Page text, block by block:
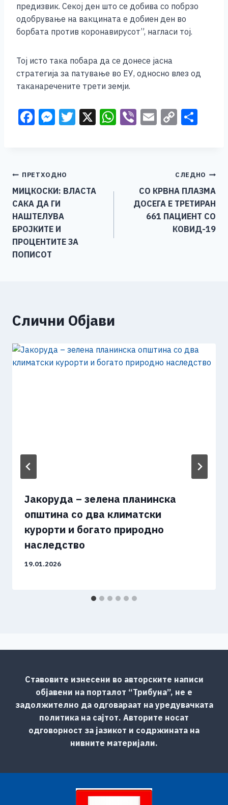
предизвик. Секој ден што се добива со побрзо
одобрување на вакцината е добиен ден во
борбата против коронавирусот”, нагласи тој.
Тој исто така побара да се донесе јасна
стратегија за патување во ЕУ, односно влез од
таканаречените трети земји.
F
b
o
o
k
M
n
g
er
T X W Vi E C
Li
n
k
Навигација
на
напис
ПРЕТХОДНО
МИЦКОСКИ: ВЛАСТА
САКА ДА ГИ
НАШТЕЛУВА
БРОЈКИТЕ И
ПРОЦЕНТИТЕ ЗА
ПОПИСОТ
СЛЕДНО
СО КРВНА ПЛАЗМА
ДОСЕГА E ТРЕТИРАН
661 ПАЦИЕНТ СО
КОВИД-19
Слични Објави
Јакоруда – зелена планинска
општина со два климатски
курорти и богато природно
наследство
19.01.2026
Ставовите изнесени во авторските написи
објавени на порталот “Трибуна”, не е
задолжително да одговараат на уредувачката
политика на сајтот. Авторите носат
одговорност за јазикот и содржината на
нивните материјали.